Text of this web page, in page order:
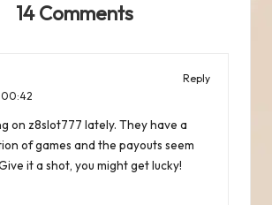
14 Comments
Reply
00:42
on z8slot777 lately. They have a
of games and the payouts seem
it a shot, you might get lucky!